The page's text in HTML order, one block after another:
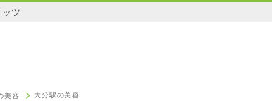
ツ
美容 大分駅の美容